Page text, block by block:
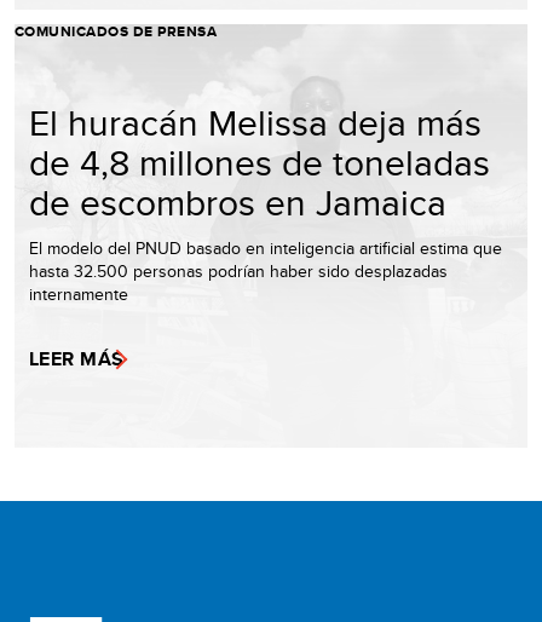
COMUNICADOS DE PRENSA
El huracán Melissa deja más
de 4,8 millones de toneladas
de escombros en Jamaica
El modelo del PNUD basado en inteligencia artificial estima que
hasta 32.500 personas podrían haber sido desplazadas
internamente
LEER MÁS